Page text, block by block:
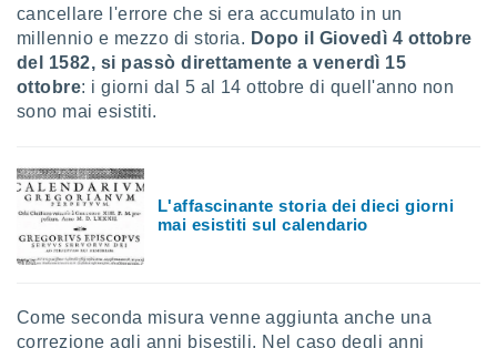
cancellare l'errore che si era accumulato in un
millennio e mezzo di storia. Dopo il Giovedì 4 ottobre
del 1582, si passò direttamente a venerdì 15
ottobre: i giorni dal 5 al 14 ottobre di quell'anno non
sono mai esistiti.
L'affascinante storia dei dieci giorni
mai esistiti sul calendario
Come seconda misura venne aggiunta anche una
correzione agli anni bisestili. Nel caso degli anni